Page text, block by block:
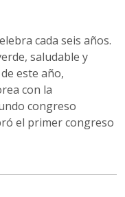
cada seis años.
saludable y
este año,
con la
congreso
el primer congreso